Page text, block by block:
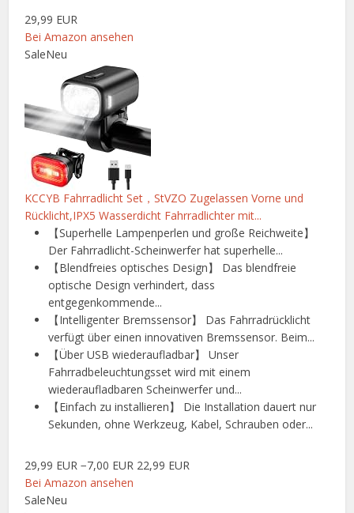
29,99 EUR
Bei Amazon ansehen
SaleNeu
KCCYB Fahrradlicht Set，StVZO Zugelassen Vorne und
Rücklicht,IPX5 Wasserdicht Fahrradlichter mit...
【Superhelle Lampenperlen und große Reichweite】
Der Fahrradlicht-Scheinwerfer hat superhelle...
【Blendfreies optisches Design】 Das blendfreie
optische Design verhindert, dass
entgegenkommende...
【Intelligenter Bremssensor】 Das Fahrradrücklicht
verfügt über einen innovativen Bremssensor. Beim...
【Über USB wiederaufladbar】 Unser
Fahrradbeleuchtungsset wird mit einem
wiederaufladbaren Scheinwerfer und...
【Einfach zu installieren】 Die Installation dauert nur
Sekunden, ohne Werkzeug, Kabel, Schrauben oder...
29,99 EUR −7,00 EUR 22,99 EUR
Bei Amazon ansehen
SaleNeu